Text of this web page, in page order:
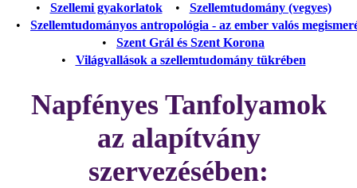
• Szellemi gyakorlatok• Szellemtudomány (vegyes)
• Szellemtudományos antropológia - az ember valós
• Szent Grál és Szent Korona
• Világvallások a szellemtudomány tükrében
Napfényes Tanfolyamok
az alapítvány
szervezésében: